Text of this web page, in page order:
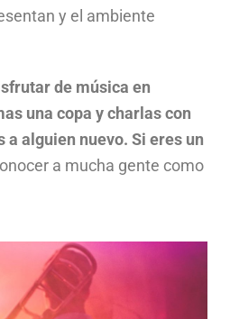
y el ambiente
de música en
una copa y charlas con
a alguien nuevo. Si eres un
a mucha gente como